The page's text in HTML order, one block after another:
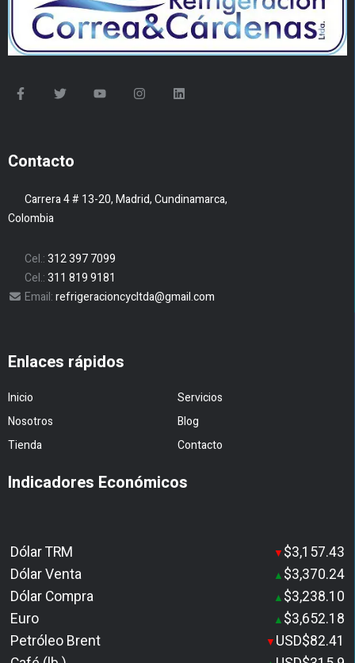
Contacto
Carrera 4 # 13-20, Madrid, Cundinamarca,
Colombia
Cel.:312 397 7099
Cel.:311 819 9181
Email:refrigeracioncycltda@gmail.com
Enlaces rápidos
Inicio
Servicios
Nosotros
Blog
Tienda
Contacto
Indicadores Económicos
Dólar TRM ▼ $3,157.43
Dólar Venta
▲ $3,370.24
Dólar Compra
▲ $3,238.10
Euro
▲ $3,652.18
Petróleo Brent
▼ USD$82.41